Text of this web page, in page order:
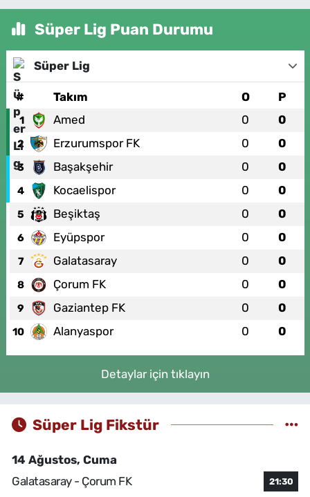
Süper Lig Puan Durumu
Süper Lig
# Takım O P
1 Amed 0 0
2 Erzurumspor FK 0 0
3 Başakşehir 0 0
4 Kocaelispor 0 0
5 Beşiktaş 0 0
6 Eyüpspor 0 0
7 Galatasaray 0 0
8 Çorum FK 0 0
9 Gaziantep FK 0 0
10 Alanyaspor 0 0
Detaylar için tıklayın
Süper Lig Fikstür
14 Ağustos, Cuma
Galatasaray - Çorum FK
21:30